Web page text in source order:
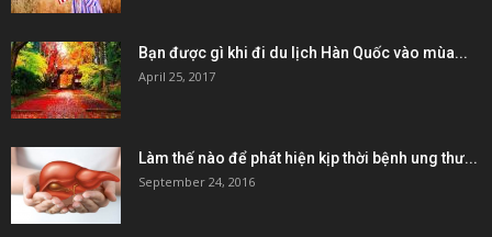
Bạn được gì khi đi du lịch Hàn Quốc vào mùa...
April 25, 2017
Làm thế nào để phát hiện kịp thời bệnh ung thư...
September 24, 2016